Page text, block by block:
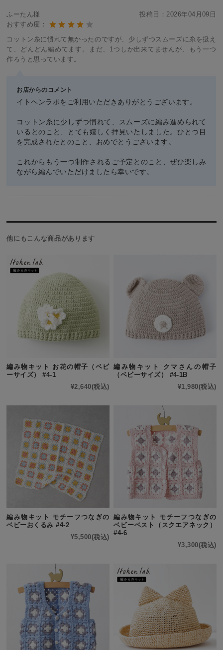
ふーたん様 投稿日：2026年04月09日
おすすめ度：
コットン糸に慣れて無かったのですが、少しずつスムーズに糸を扱え
て、どんどん編めてます。まだ、1つしか出来てませんが、もう一つ
作ろうと思っています。
お店からのコメント
イトヘンラボをご利用いただきありがとうございます。
コットン糸に少しずつ慣れて、スムーズに編み進められて
いるとのこと、とても嬉しく拝見いたしました。ひとつ目
を完成されたとのこと、おめでとうございます。
これからもう一つ制作されるご予定とのこと、ぜひ楽しみ
ながら編んでいただけましたら幸いです。
他にもこんな商品があります
編み物キット お花の帽子（ベビ
ーサイズ） #4-1
¥2,640(税込)
編み物キット クマさんの帽子
（ベビーサイズ） #4-1B
¥1,980(税込)
編み物キット モチーフつなぎの
ベビーおくるみ #4-2
¥5,500(税込)
編み物キット モチーフつなぎの
ベビーベスト（スクエアネック）
#4-6
¥3,300(税込)